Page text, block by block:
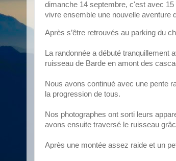
dimanche 14 septembre, c'est avec
vivre ensemble une nouvelle aventure
Après s’être retrouvés au parking du
La randonnée a débuté
ruisseau de Barde en amont des
Nous avons continué avec une pente
la progression de tous.
Nos photographes ont sorti leurs
avons ensuite traversé le ruisseau
Après une montée assez raide et un